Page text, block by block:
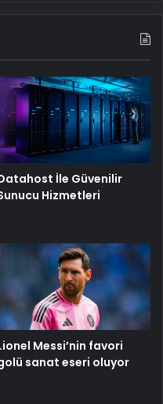
İle Güvenilir
Hizmetleri
Messi’nin favori
sanat eseri oluyor